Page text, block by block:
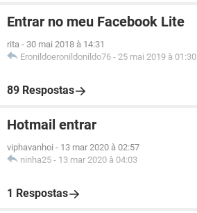
Entrar no meu Facebook Lite
rita - 30 mai 2018 à 14:31
Eronildoeronildonildo76 - 25 mai 2019 à 01:30
89 Respostas
Hotmail entrar
viphavanhoi - 13 mar 2020 à 02:57
ninha25 - 13 mar 2020 à 04:03
1 Respostas